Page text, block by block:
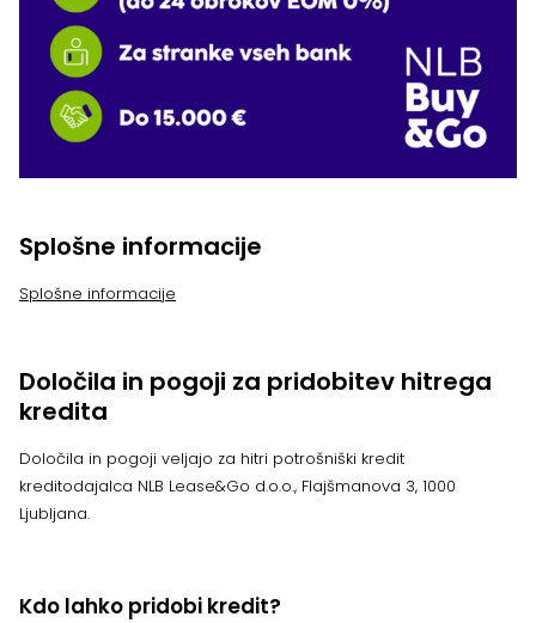
Splošne informacije
Splošne informacije
Določila in pogoji za pridobitev hitrega
kredita
Določila in pogoji veljajo za hitri potrošniški kredit
kreditodajalca NLB Lease&Go d.o.o., Flajšmanova 3, 1000
Ljubljana.
Kdo lahko pridobi kredit?